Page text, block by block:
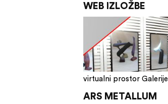
WEB IZLOŽBE
virtualni prostor Galerije
ARS METALLUM